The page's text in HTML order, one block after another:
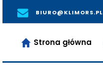
BIURO@KLIMORS.PL
Strona główna